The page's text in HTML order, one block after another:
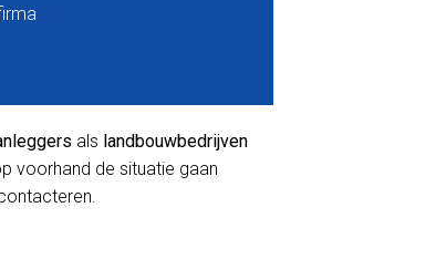
als landbouwbedrijven
voorhand de situatie gaan